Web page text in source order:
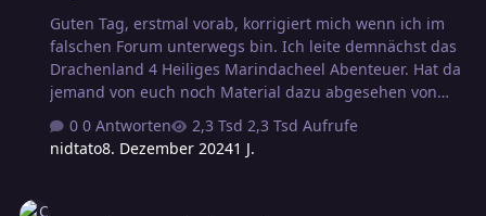
Guten Tag, erstmal vorab, korrigiert mich wenn ich im
falschen Forum unterwegs bin. Ich leite demnächst das
Drachenland 4 Heiliges Marindacheel Abenteuer. Hat da
jemand von euch noch Material dazu abgesehen von
Die Website vom Drachenland Verlag liefert nicht viel
und im Buch selbst ist keine genauere Karte zum
0 Antworten
2,3 Tsd Aufrufe
nidtato8. Dezember 20241 J.